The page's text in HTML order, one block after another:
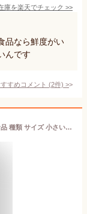
庫を楽天でチェック >>
品なら鮮度がい
んです
すめコメント (2件) >
ミニ ピザ マルゲリータ 24枚 冷凍 軽食 朝食 食品 種類 サイズ 小さい 食べきり 冷凍食品 朝ごはん 補食 間食 夜食 時短 手軽 便利 簡単 大容量 パーティー お誕生日 クリスマス 来客 バーベキュー キャンプ アウトドア 温め方 トースター フライパン【Costco コストコ】